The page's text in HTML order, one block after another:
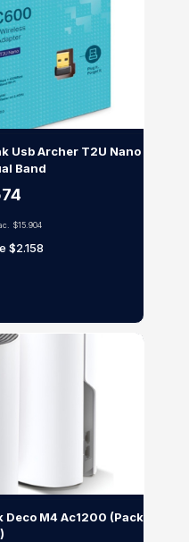
Usb Archer T2U Nano
Band
$15.904
$2.158
M4 Ac1200 (Pack